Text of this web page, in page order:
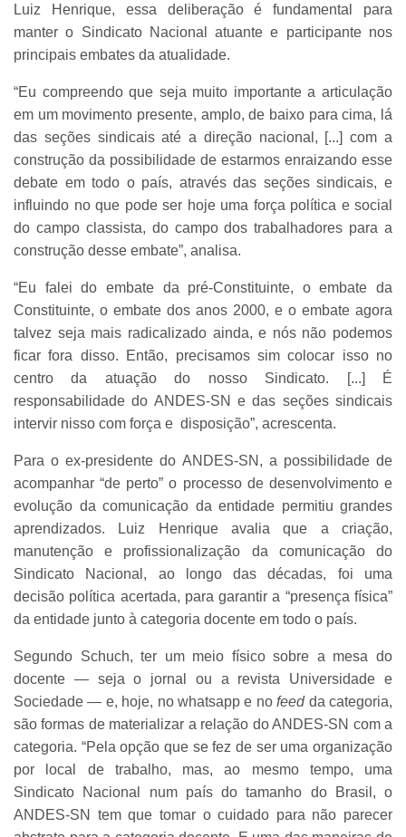
Luiz Henrique, essa deliberação é fundamental para
manter o Sindicato Nacional atuante e participante nos
principais embates da atualidade.
“Eu compreendo que seja muito importante a articulação
em um movimento presente, amplo, de baixo para cima, lá
das seções sindicais até a direção nacional, [...] com a
construção da possibilidade de estarmos enraizando esse
debate em todo o país, através das seções sindicais, e
influindo no que pode ser hoje uma força política e social
do campo classista, do campo dos trabalhadores para a
construção desse embate”, analisa.
“Eu falei do embate da pré-Constituinte, o embate da
Constituinte, o embate dos anos 2000, e o embate agora
talvez seja mais radicalizado ainda, e nós não podemos
ficar fora disso. Então, precisamos sim colocar isso no
centro da atuação do nosso Sindicato. [...] É
responsabilidade do ANDES-SN e das seções sindicais
intervir nisso com força e disposição”, acrescenta.
Para o ex-presidente do ANDES-SN, a possibilidade de
acompanhar “de perto” o processo de desenvolvimento e
evolução da comunicação da entidade permitiu grandes
aprendizados. Luiz Henrique avalia que a criação,
manutenção e profissionalização da comunicação do
Sindicato Nacional, ao longo das décadas, foi uma
decisão política acertada, para garantir a “presença física”
da entidade junto à categoria docente em todo o país.
Segundo Schuch, ter um meio físico sobre a mesa do
docente — seja o jornal ou a revista Universidade e
Sociedade — e, hoje, no whatsapp e nofeed da categoria,
são formas de materializar a relação do ANDES-SN com a
categoria. “Pela opção que se fez de ser uma organização
por local de trabalho, mas, ao mesmo tempo, uma
Sindicato Nacional num país do tamanho do Brasil, o
ANDES-SN tem que tomar o cuidado para não parecer